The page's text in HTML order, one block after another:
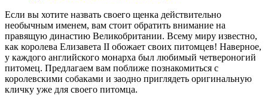
Если вы хотите назвать своего щенка действительно
необычным именем, вам стоит обратить внимание на
правящую династию Великобритании. Всему миру известно,
как королева Елизавета II обожает своих питомцев! Наверное,
у каждого английского монарха был любимый четвероногий
питомец. Предлагаем вам поближе познакомиться с
королевскими собаками и заодно приглядеть оригинальную
кличку уже для своего питомца.